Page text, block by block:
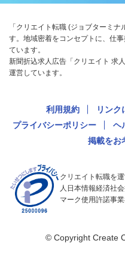
「クリエイト転職 (ジョブターミ
す。地域密着をコンセプトに、仕
ています。
新聞折込求人広告「クリエイト 求
運営しています。
利用規約 リンク
プライバシーポリシー
ヘ
掲載をお
クリエイト転職を
人日本情報経済社
マーク使用許諾事
© Copyright Create